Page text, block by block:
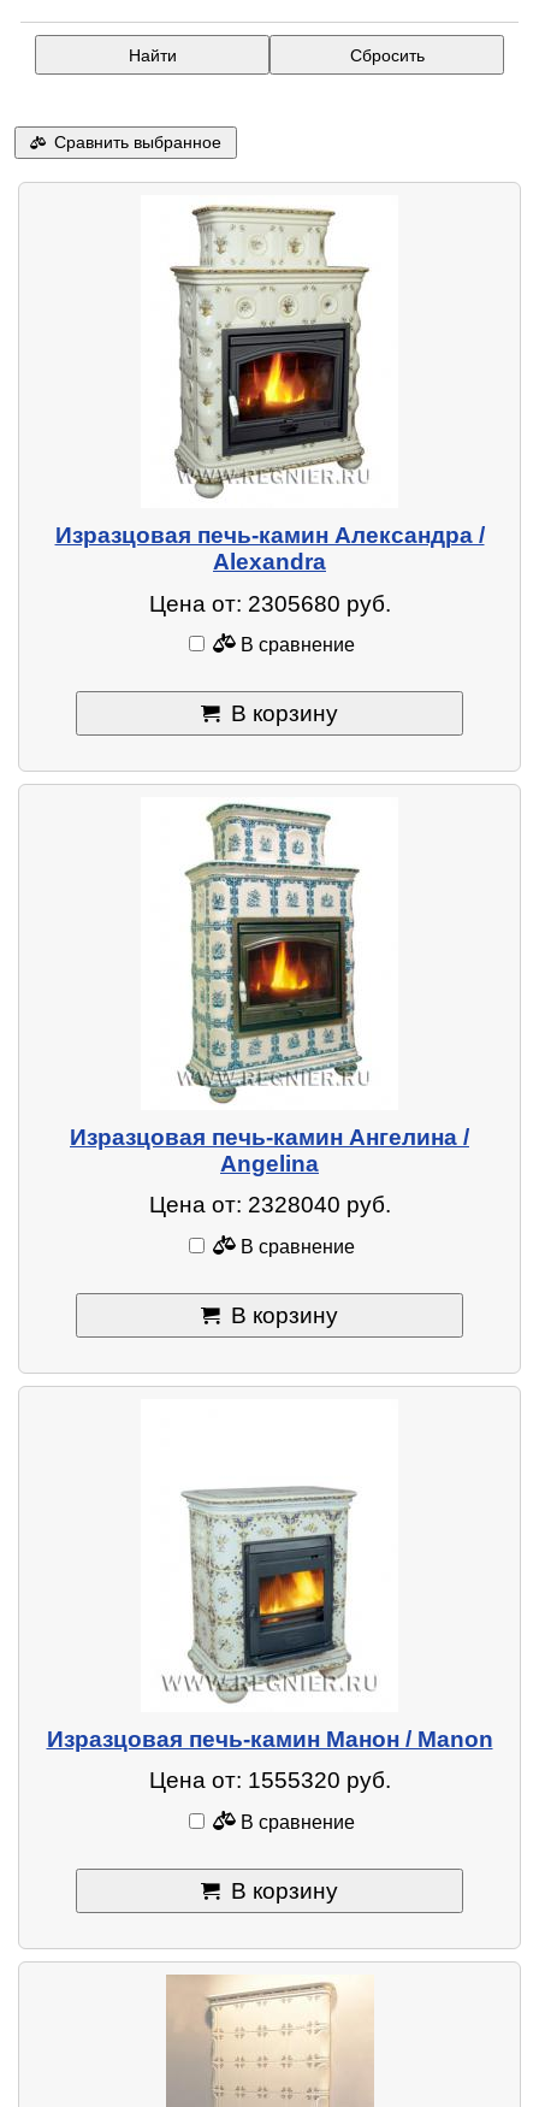
Сравнить выбранное
Изразцовая печь-камин Александра /
Alexandra
Цена от: 2305680 руб.
В сравнение
В корзину
Изразцовая печь-камин Ангелина /
Angelina
Цена от: 2328040 руб.
В сравнение
В корзину
Изразцовая печь-камин Манон / Manon
Цена от: 1555320 руб.
В сравнение
В корзину